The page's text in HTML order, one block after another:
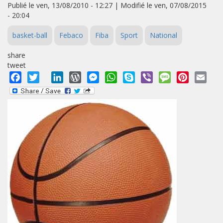
Publié le ven, 13/08/2010 - 12:27 | Modifié le ven, 07/08/2015
- 20:04
basket-ball Febaco Fiba Sport National
share
tweet
Facebook
Twitter LinkedInWordPressMessengerWhatsApp
Skype Viber MessagePinterest